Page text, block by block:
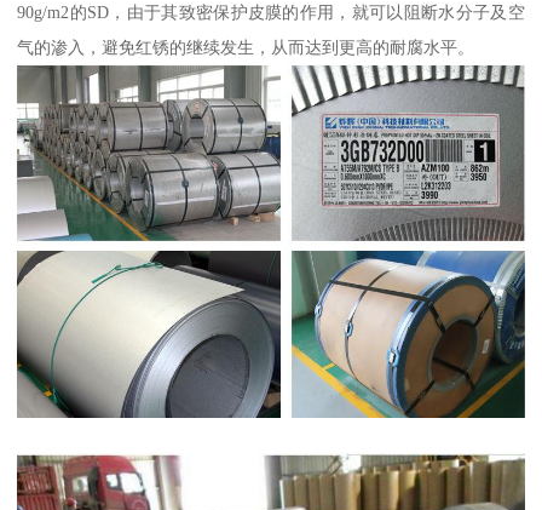
90g/m2的SD，由于其致密保护皮膜的作用，就可以阻断水分子及空
气的渗入，避免红锈的继续发生，从而达到更高的耐腐水平。